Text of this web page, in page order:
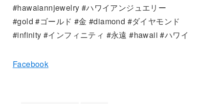
#hawaiannjewelry #ハワイアンジュエリー
#gold #ゴールド #金 #diamond #ダイヤモンド
#infinity #インフィニティ #永遠 #hawaii #ハワイ
Facebook